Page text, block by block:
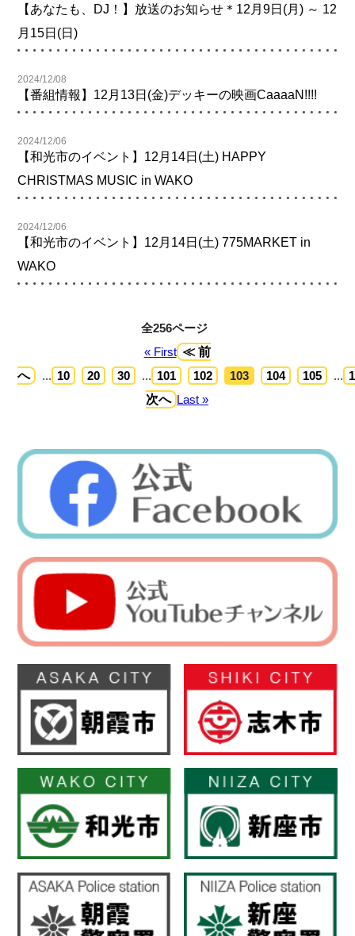
【あなたも、DJ！】放送のお知らせ＊12月9日(月) ～ 12
月15日(日)
2024/12/08
【番組情報】12月13日(金)デッキーの映画CaaaaN!!!!
2024/12/06
【和光市のイベント】12月14日(土) HAPPY
CHRISTMAS MUSIC in WAKO
2024/12/06
【和光市のイベント】12月14日(土) 775MARKET in
WAKO
全256ページ
« First ≪ 前
へ ... 10 20 30 ... 101 102 103 104 105 ...
次へ Last »